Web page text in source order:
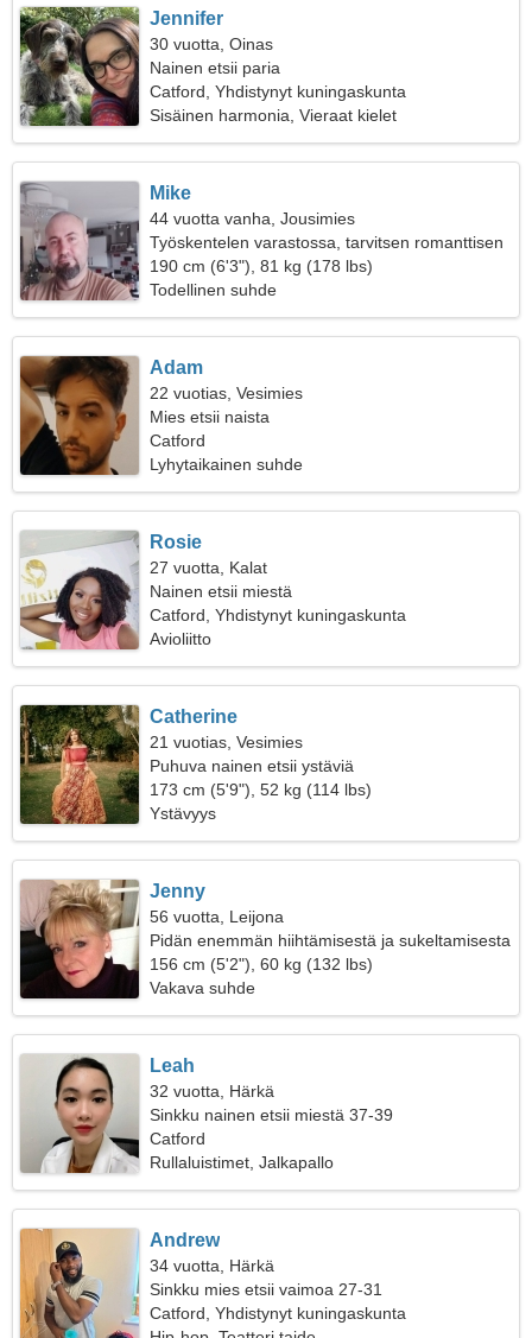
Jennifer
30 vuotta, Oinas
Nainen etsii paria
Catford, Yhdistynyt kuningaskunta
Sisäinen harmonia, Vieraat kielet
Mike
44 vuotta vanha, Jousimies
Työskentelen varastossa, tarvitsen romanttisen
naisen
190 cm (6'3"), 81 kg (178 lbs)
Todellinen suhde
Adam
22 vuotias, Vesimies
Mies etsii naista
Catford
Lyhytaikainen suhde
Rosie
27 vuotta, Kalat
Nainen etsii miestä
Catford, Yhdistynyt kuningaskunta
Avioliitto
Catherine
21 vuotias, Vesimies
Puhuva nainen etsii ystäviä
173 cm (5'9"), 52 kg (114 lbs)
Ystävyys
Jenny
56 vuotta, Leijona
Pidän enemmän hiihtämisestä ja sukeltamisesta
156 cm (5'2"), 60 kg (132 lbs)
Vakava suhde
Leah
32 vuotta, Härkä
Sinkku nainen etsii miestä 37-39
Catford
Rullaluistimet, Jalkapallo
Andrew
34 vuotta, Härkä
Sinkku mies etsii vaimoa 27-31
Catford, Yhdistynyt kuningaskunta